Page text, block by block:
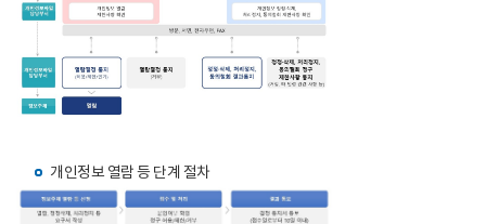
개인정보 열람 등 단계 절차